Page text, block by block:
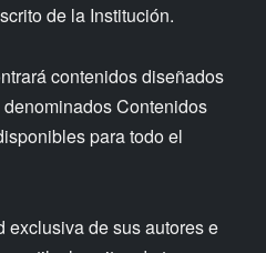
de la Institución.
contenidos diseñados
Contenidos
para todo el
exclusiva de sus autores e